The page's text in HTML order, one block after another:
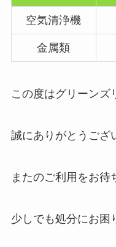
空気清浄機
金属類
この度はグリーンズ
誠にありがとうござ
またのご利用をお待
少しでも処分にお困